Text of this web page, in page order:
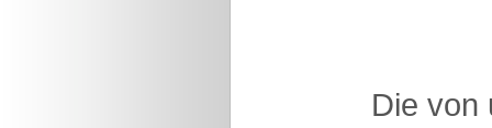
Die von